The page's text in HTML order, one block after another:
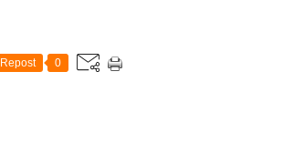
Repost 0